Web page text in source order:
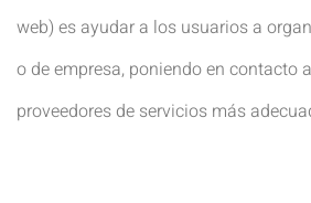
web) es ayudar a los usuarios a
o de empresa, poniendo en contacto
proveedores de servicios más